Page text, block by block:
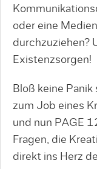
oder eine
durchzuziehen?
Existenzsorgen!
Bloß keine
zum Job eines
und nun PAGE
Fragen, die
direkt ins Herz